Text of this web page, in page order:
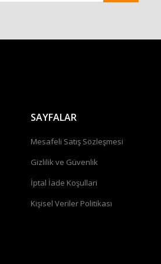
SAYFALAR
Mesafeli Satış Sözleşmesi
Gizlilik ve Güvenlik
İptal İade Koşullari
Kişisel Veriler Politikası